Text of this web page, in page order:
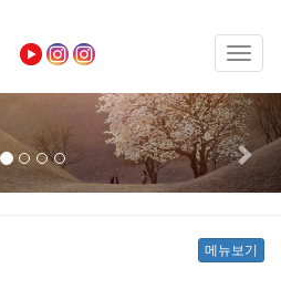
메뉴보기